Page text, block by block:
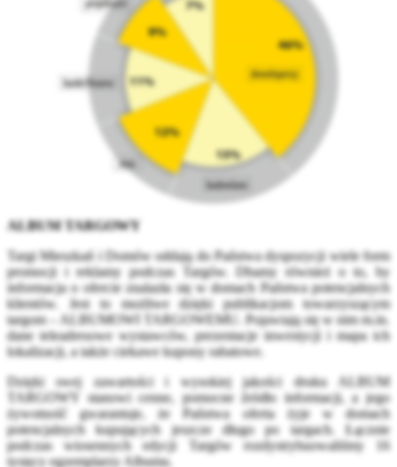
ALBUM TARGOWY
Targi Mieszkań i Domów oddają do Państwa dyspozycji wiele form
promocji i reklamy podczas Targów. Dbamy również o to, by
informacja o ofercie znalazła się w domach Państwa potencjalnych
klientów. Jest to możliwe dzięki publikacjom towarzyszącym
targom – ALBUMOWI TARGOWEMU. Pojawiają się w nim m.in.
dane teleadresowe wystawców, prezentacje inwestycji i mapa ich
lokalizacji, a także ciekawe kupony rabatowe.
Dzięki swej zawartości i wysokiej jakości druku ALBUM
TARGOWY stanowi cenne, pomocne źródło informacji, a jego
żywotność gwarantuje, że Państwa oferta żyje w domach
potencjalnych kupujących jeszcze długo po targach. Łącznie
podczas wiosennych edycji Targów rozdystrybuowaliśmy 16
tysięcy egzemplarzy Albumu.